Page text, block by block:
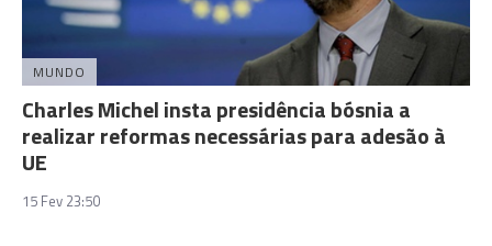
MUNDO
Charles Michel insta presidência bósnia a
realizar reformas necessárias para adesão à
UE
15 Fev 23:50